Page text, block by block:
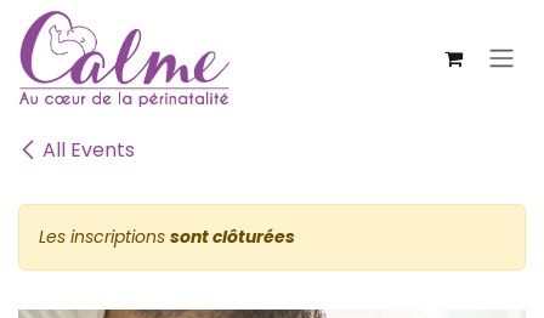
SE RENDRE AU CONTENU
All Events
Les inscriptions sont clôturées